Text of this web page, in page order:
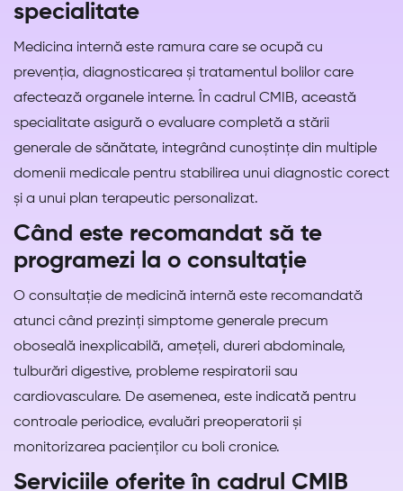
specialitate
Medicina internă este ramura care se ocupă cu
prevenția, diagnosticarea și tratamentul bolilor care
afectează organele interne. În cadrul CMIB, această
specialitate asigură o evaluare completă a stării
generale de sănătate, integrând cunoștințe din multiple
domenii medicale pentru stabilirea unui diagnostic corect
și a unui plan terapeutic personalizat.
Când este recomandat să te
programezi la o consultație
O consultație de medicină internă este recomandată
atunci când prezinți simptome generale precum
oboseală inexplicabilă, amețeli, dureri abdominale,
tulburări digestive, probleme respiratorii sau
cardiovasculare. De asemenea, este indicată pentru
controale periodice, evaluări preoperatorii și
monitorizarea pacienților cu boli cronice.
Serviciile oferite în cadrul CMIB